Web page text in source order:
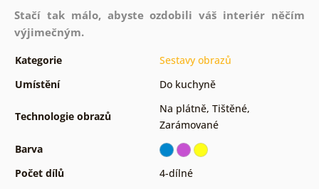
Stačí tak málo, abyste ozdobili váš interiér něčím
výjimečným.
Kategorie
Sestavy obrazů
Umístění
Do kuchyně
Technologie obrazů
Na plátně, Tištěné,
Zarámované
Barva
Počet dílů
4-dílné